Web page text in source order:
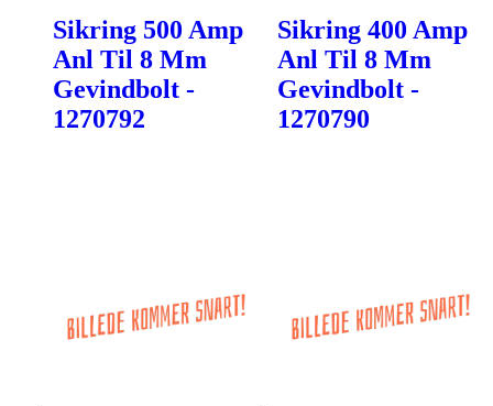
Sikring 500 Amp
Anl Til 8 Mm
Gevindbolt -
1270792
Sikring 400 Amp
Anl Til 8 Mm
Gevindbolt -
1270790